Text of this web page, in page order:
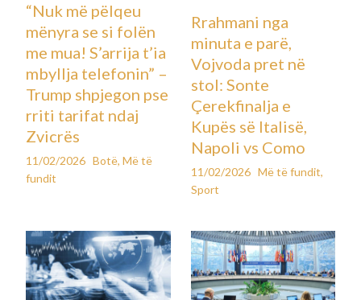
“Nuk më pëlqeu
mënyra se si folën
me mua! S’arrija t’ia
mbyllja telefonin” –
Trump shpjegon pse
rriti tarifat ndaj
Zvicrës
11/02/2026 Botë,Më të
fundit
Rrahmani nga
minuta e parë,
Vojvoda pret në
stol: Sonte
Çerekfinalja e
Kupës së Italisë,
Napoli vs Como
11/02/2026 Më të fundit,
Sport